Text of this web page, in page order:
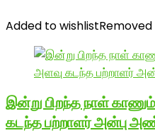
Added to wishlist
இன்று பிறந்த நாள்
கடந்த பற்றாளர் அன்பு